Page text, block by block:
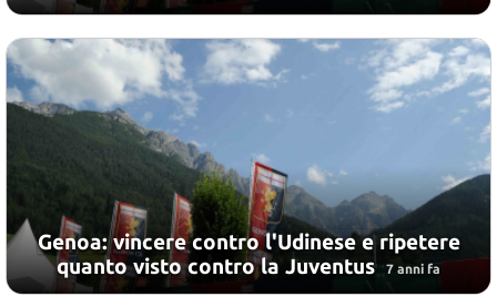
Genoa: vincere contro l'Udinese e ripetere
quanto visto contro la Juventus
7 anni fa